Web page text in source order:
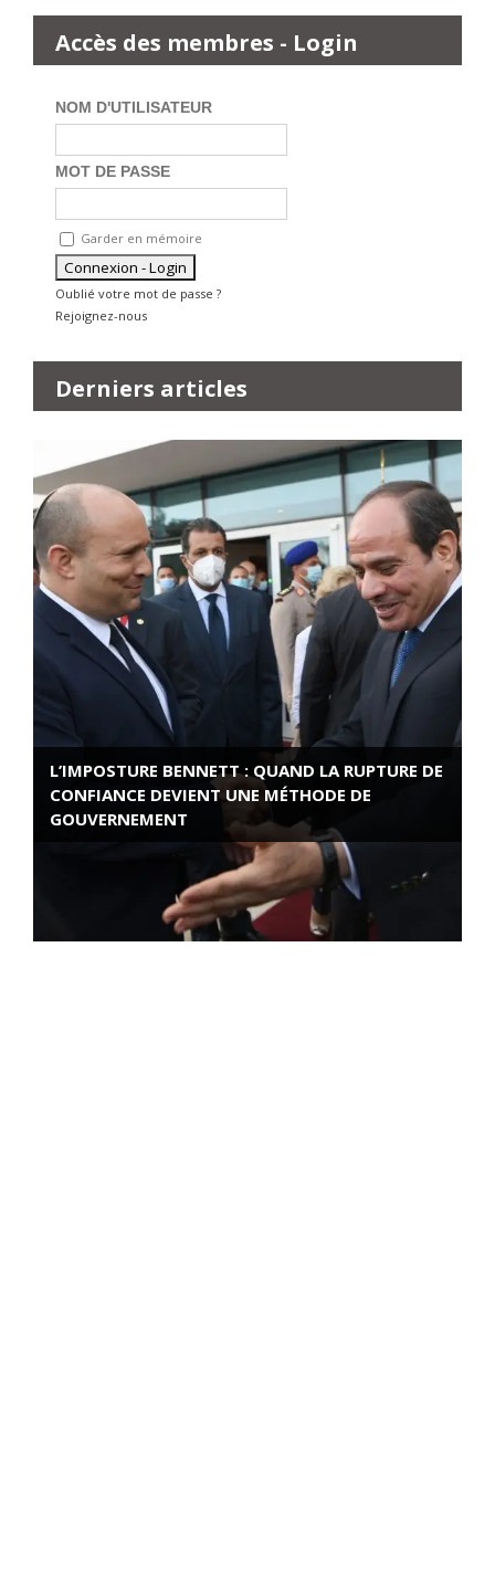
Accès des membres - Login
NOM D'UTILISATEUR
MOT DE PASSE
Garder en mémoire
Oublié votre mot de passe ?
Rejoignez-nous
Derniers articles
L’IMPOSTURE BENNETT : QUAND LA RUPTURE DE
CONFIANCE DEVIENT UNE MÉTHODE DE
GOUVERNEMENT
ROSE VALLAND, HEROÏNE DE LA RESISTANCE